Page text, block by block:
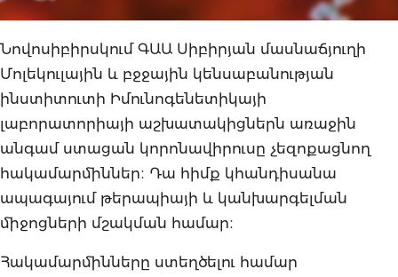
Նովոսիբիրսկում ԳԱԱ Սիբիրյան մասնաճյուղի
Մոլեկուլային և բջջային կենսաբանության
ինստիտուտի Իմունոգենետիկայի
լաբորատորիայի աշխատակիցներն առաջին
անգամ ստացան կորոնավիրուսը չեզոքացնող
հակամարմիններ։ Դա հիմք կհանդիսանա
ապագայում թերապիայի և կանխարգելման
միջոցների մշակման համար։
Հակամարմինները ստեղծելու համար